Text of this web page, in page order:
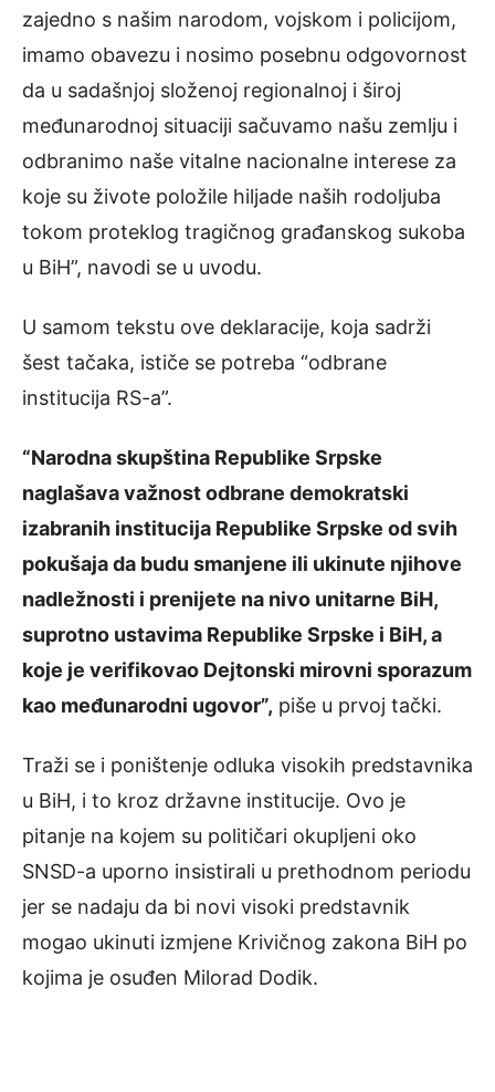
zajedno s našim narodom, vojskom i policijom,
imamo obavezu i nosimo posebnu odgovornost
da u sadašnjoj složenoj regionalnoj i široj
međunarodnoj situaciji sačuvamo našu zemlju i
odbranimo naše vitalne nacionalne interese za
koje su živote položile hiljade naših rodoljuba
tokom proteklog tragičnog građanskog sukoba
u BiH”, navodi se u uvodu.
U samom tekstu ove deklaracije, koja sadrži
šest tačaka, ističe se potreba “odbrane
institucija RS-a”.
“Narodna skupština Republike Srpske
naglašava važnost odbrane demokratski
izabranih institucija Republike Srpske od svih
pokušaja da budu smanjene ili ukinute njihove
nadležnosti i prenijete na nivo unitarne BiH,
suprotno ustavima Republike Srpske i BiH, a
koje je verifikovao Dejtonski mirovni sporazum
kao međunarodni ugovor”, piše u prvoj tački.
Traži se i poništenje odluka visokih predstavnika
u BiH, i to kroz državne institucije. Ovo je
pitanje na kojem su političari okupljeni oko
SNSD-a uporno insistirali u prethodnom periodu
jer se nadaju da bi novi visoki predstavnik
mogao ukinuti izmjene Krivičnog zakona BiH po
kojima je osuđen Milorad Dodik.